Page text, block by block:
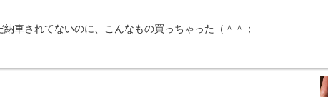
納車されてないのに、こんなもの買っちゃった（＾＾；